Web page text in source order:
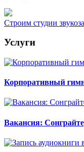
Строим студии
Услуги
Корпоративный гимн
Вакансия: